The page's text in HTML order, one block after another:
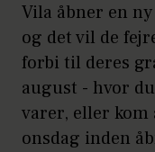
Vila åbner en
og det vil de
forbi til deres
august - hvor
varer, eller
onsdag inden